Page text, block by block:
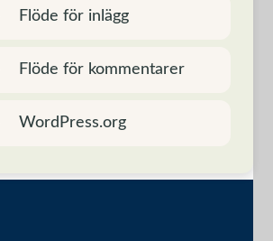
Flöde för inlägg
Flöde för kommentarer
WordPress.org